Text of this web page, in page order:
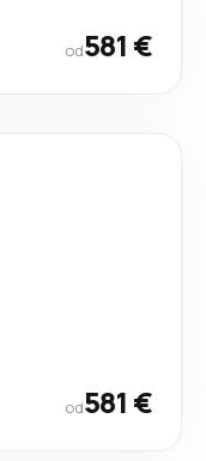
od581 €
od581 €